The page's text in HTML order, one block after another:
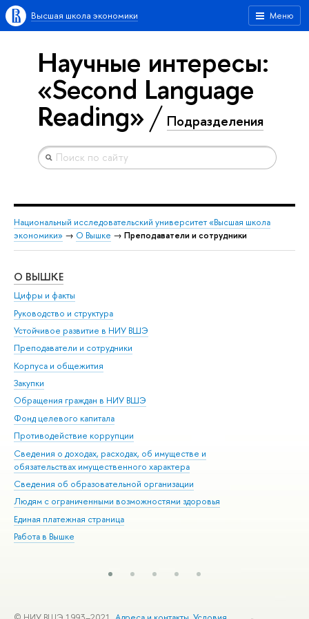
Меню
Высшая школа экономики
Научные интересы:
«Second Language
Reading» Подразделения
Национальный исследовательский университет «Высшая школа
экономики» → О Вышке → Преподаватели и сотрудники
О ВЫШКЕ
Цифры и факты
Руководство и структура
Устойчивое развитие в НИУ ВШЭ
Преподаватели и сотрудники
Корпуса и общежития
Закупки
Обращения граждан в НИУ ВШЭ
Фонд целевого капитала
Противодействие коррупции
Сведения о доходах, расходах, об имуществе и
обязательствах имущественного характера
Сведения об образовательной организации
Людям с ограниченными возможностями здоровья
Единая платежная страница
Работа в Вышке